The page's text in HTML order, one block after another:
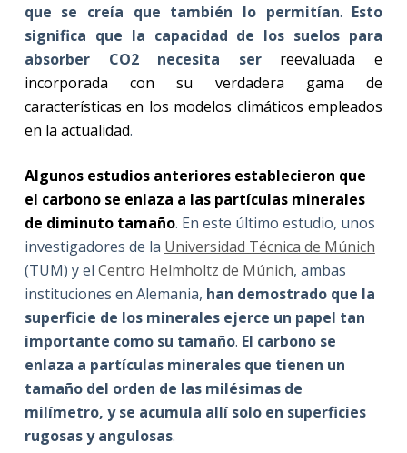
que se creía que también lo permitían. Esto
significa que la capacidad de los suelos para
absorber CO2 necesita ser reevaluada e
incorporada con su verdadera gama de
características en los modelos climáticos empleados
en la actualidad.
Algunos estudios anteriores establecieron que
el carbono se enlaza a las partículas minerales
de diminuto tamaño. En este último estudio, unos
investigadores de la Universidad Técnica de Múnich
(TUM) y el Centro Helmholtz de Múnich, ambas
instituciones en Alemania, han demostrado que la
superficie de los minerales ejerce un papel tan
importante como su tamaño. El carbono se
enlaza a partículas minerales que tienen un
tamaño del orden de las milésimas de
milímetro, y se acumula allí solo en superficies
rugosas y angulosas.